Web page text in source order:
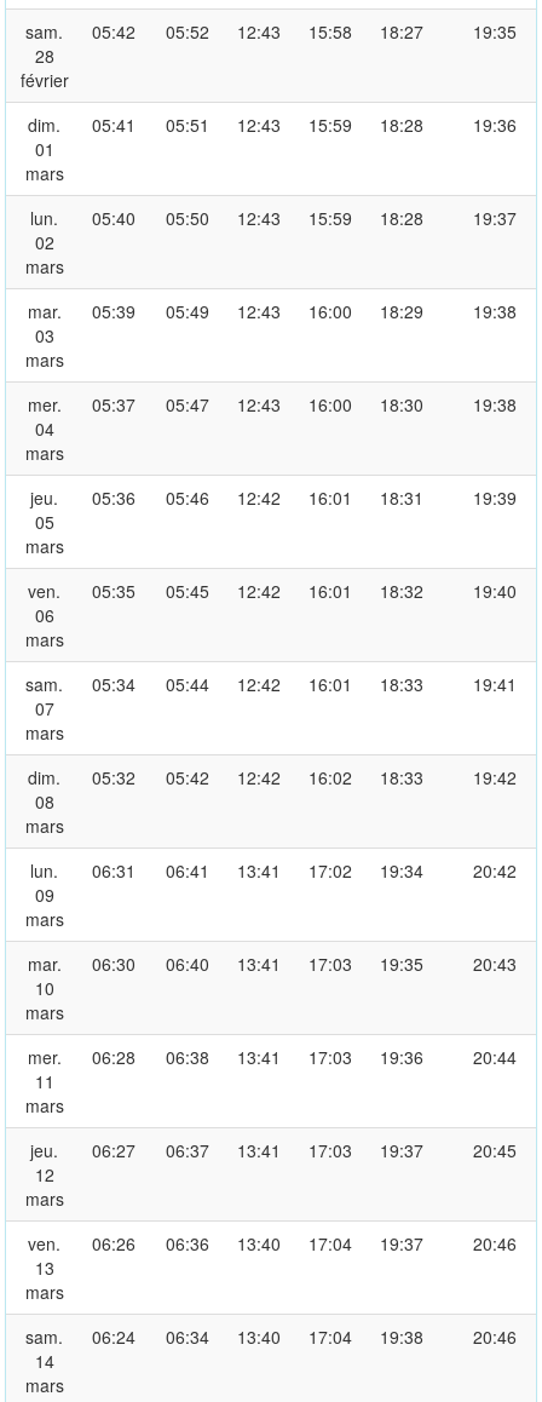
sam.
28
février
05:42 05:52 12:43 15:58 18:27 19:35
dim.
01
mars
05:41 05:51 12:43 15:59 18:28 19:36
lun.
02
mars
05:40 05:50 12:43 15:59 18:28 19:37
mar.
03
mars
05:39 05:49 12:43 16:00 18:29 19:38
mer.
04
mars
05:37 05:47 12:43 16:00 18:30 19:38
jeu.
05
mars
05:36 05:46 12:42 16:01 18:31 19:39
ven.
06
mars
05:35 05:45 12:42 16:01 18:32 19:40
sam.
07
mars
05:34 05:44 12:42 16:01 18:33 19:41
dim.
08
mars
05:32 05:42 12:42 16:02 18:33 19:42
lun.
09
mars
06:31 06:41 13:41 17:02 19:34 20:42
mar.
10
mars
06:30 06:40 13:41 17:03 19:35 20:43
mer.
11
mars
06:28 06:38 13:41 17:03 19:36 20:44
jeu.
12
mars
06:27 06:37 13:41 17:03 19:37 20:45
ven.
13
mars
06:26 06:36 13:40 17:04 19:37 20:46
sam.
14
mars
06:24 06:34 13:40 17:04 19:38 20:46